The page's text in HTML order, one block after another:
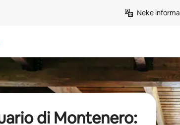
Neke
di Montenero: